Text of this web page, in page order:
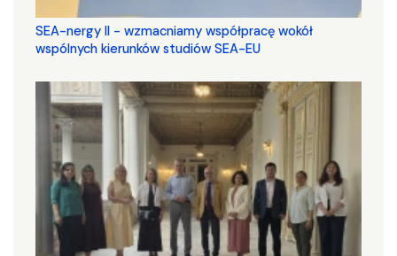
SEA-nergy II - wzmacniamy współpracę wokół
wspólnych kierunków studiów SEA-EU